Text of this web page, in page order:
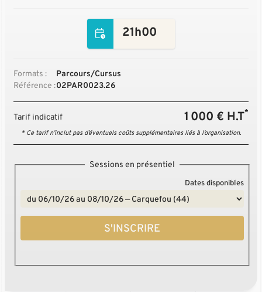
21h00
Formats :
Parcours/Cursus
Référence :02PAR0023.26
Tarif indicatif 1 000 € H.T*
* Ce tarif n’inclut pas d’éventuels coûts supplémentaires liés à l’organisation.
Sessions en présentiel
Dates disponibles
S'INSCRIRE